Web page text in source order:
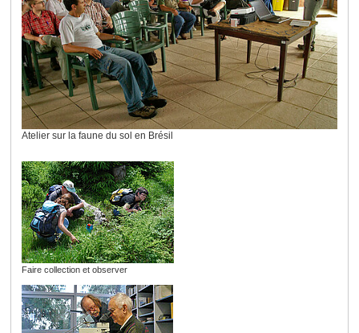
Atelier sur la faune du sol en Brésil
Faire collection et observer